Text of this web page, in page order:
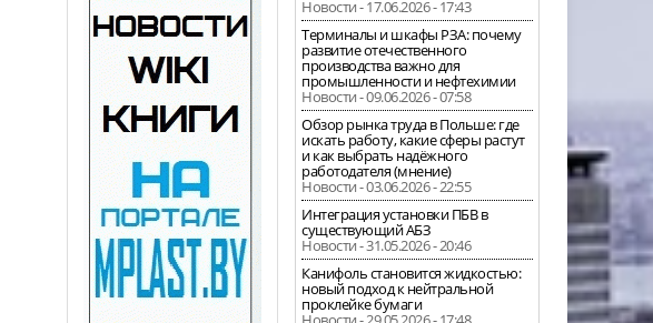
Новости - 17.06.2026 - 17:43
Терминалы и шкафы РЗА: почему
развитие отечественного
производства важно для
промышленности и нефтехимии
Новости - 09.06.2026 - 07:58
Обзор рынка труда в Польше: где
искать работу, какие сферы растут
и как выбрать надёжного
работодателя (мнение)
Новости - 03.06.2026 - 22:55
Интеграция установки ПБВ в
существующий АБЗ
Новости - 31.05.2026 - 20:46
Канифоль становится жидкостью:
новый подход к нейтральной
проклейке бумаги